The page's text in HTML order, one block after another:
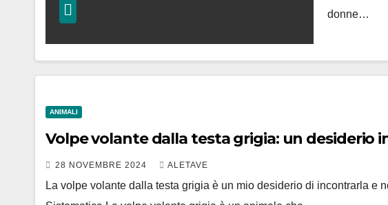
donne…
ANIMALI
Volpe volante dalla testa grigia: un desiderio
28 NOVEMBRE 2024 ALETAVE
La volpe volante dalla testa grigia è un mio desiderio di incontrarla e